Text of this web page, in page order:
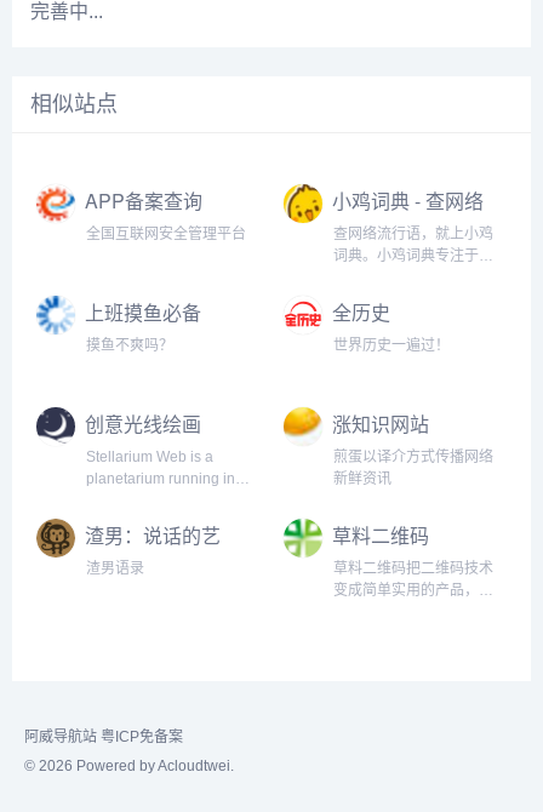
完善中...
相似站点
APP备案查询
全国互联网安全管理平台
小鸡词典 - 查网络
流行语，就上小
鸡词典
查网络流行语，就上小鸡
词典。小鸡词典专注于网
以最快的速度在全网捕捉
当下的网络热词。以简单
明了，清晰易懂的形式，
过小鸡词典了解网络用
语，还能接触到小众黑
话、新梗热梗、弹幕用
创造的旧词新解等。
上班摸鱼必备
（假装电脑系统
摸鱼不爽吗？
全历史
世界历史一遍过！
创意光线绘画
Stellarium Web is a
planetarium running in
shows a realistic star map,
just like what you see with
the naked eye, binoculars
涨知识网站
煎蛋以译介方式传播网络
新鲜资讯
渣男：说话的艺
术
渣男语录
草料二维码
草料二维码把二维码技术
变成简单实用的产品，让
阿威导航站 粤ICP免备案
© 2026 Powered by Acloudtwei.